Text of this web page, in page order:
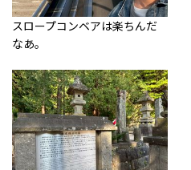
スロープコンベアは楽ちんだ
なあ。